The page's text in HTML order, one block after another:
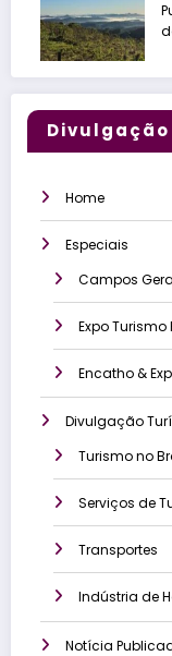
Home
Especiais
Campos
Expo Turismo
Encatho &
Divulgação
Turismo no
Serviços de
Transportes
Indústria de
Notícia